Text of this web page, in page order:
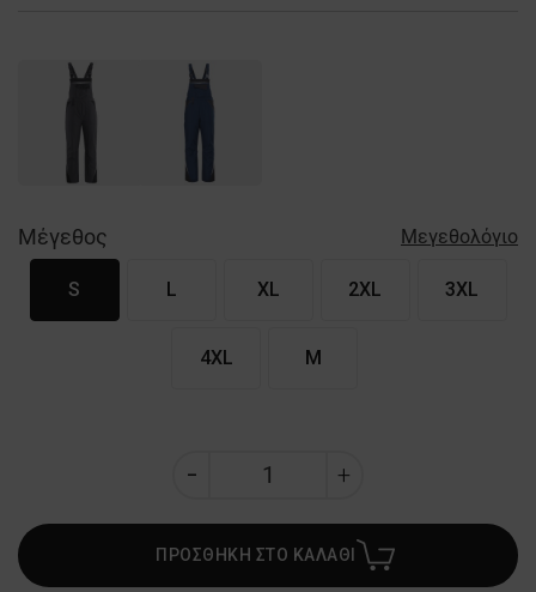
Μέγεθος Μεγεθολόγιο
S L XL 2XL 3XL
4XL M
ΠΡΟΣΘΗΚΗ ΣΤΟ ΚΑΛΑΘΙ